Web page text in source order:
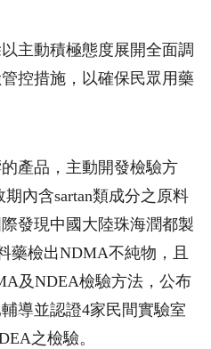
主動積極態度展開全面調
控措施，以確保民眾用藥
產品，主動開發檢驗方
內含sartan類成分之原料
發現中國大陸珠海潤都製
藥檢出NDMA不純物，且
及NDEA檢驗方法，公布
導並認證4家民間實驗室
之檢驗。